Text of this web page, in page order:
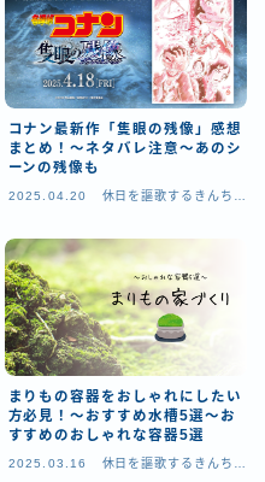
血管内治療（アンギオ）に関連する内容をまとめたカテゴリー
まとめたカ透視撮影
容をまとめたカテゴリー
射線技師の役割についてまとめたカテゴリー
ード 放射線技師として日々の業務や学習した事柄から学んだことをまとめたカテゴリー
転職活動の実体験と転職市場の現状、転職のやり方やおすすめの転職サイトなどを紹介するためのカテゴリー
コナン最新作「隻眼の残像」感想
まとめ！～ネタバレ注意～あのシ
ーンの残像も
2025.04.20
休日を謳歌するきんちゃ
まりもの容器をおしゃれにしたい
方必見！～おすすめ水槽5選～お
すすめのおしゃれな容器5選
2025.03.16
休日を謳歌するきんちゃ